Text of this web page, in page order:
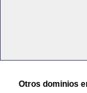
Otros dominios